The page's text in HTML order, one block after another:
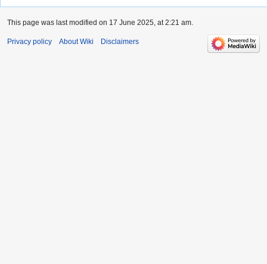
This page was last modified on 17 June 2025, at 2:21 am.
Privacy policy About Wiki Disclaimers